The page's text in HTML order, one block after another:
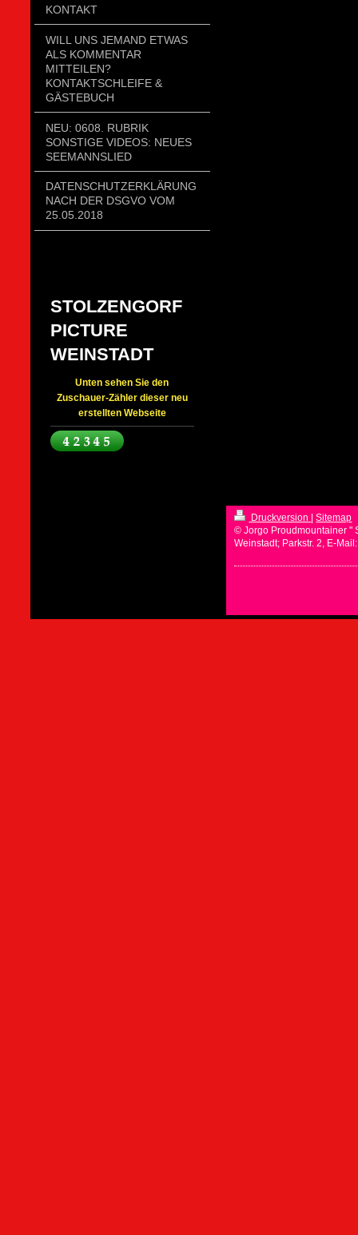
KONTAKT
WILL UNS JEMAND ETWAS
ALS KOMMENTAR
MITTEILEN?
KONTAKTSCHLEIFE &
GÄSTEBUCH
NEU: 0608. RUBRIK
SONSTIGE VIDEOS: NEUES
SEEMANNSLIED
DATENSCHUTZERKLÄRUNG
NACH DER DSGVO VOM
25.05.2018
STOLZENGORF
PICTURE
WEINSTADT
Unten sehen Sie den
Zuschauer-Zähler dieser neu
erstellten Webseite
Druckversion | Sitemap
© Jorgo Proudmountainer "
Weinstadt; Parkstr. 2, E-